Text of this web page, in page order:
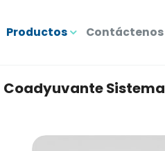
Productos Contáctenos
Coadyuvante Sistema